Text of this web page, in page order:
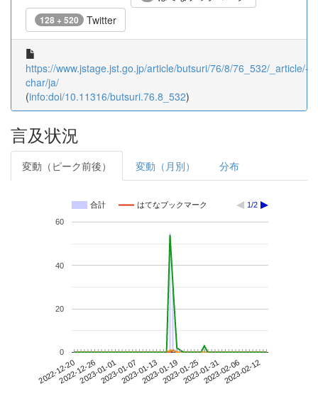
128 + 520 Twitter
https://www.jstage.jst.go.jp/article/butsuri/76/8/76_532/_article/-
char/ja/
(info:doi/10.11316/butsuri.76.8_532)
言及状況
変動（ピーク前後） 変動（月別） 分布
合計 はてなブックマーク 1/2
2022-12-202022-12-262023-01-012023-01-072023-01-132023-01-192023-01-252023-01-312023-02-062023-02-12
0
20
40
60